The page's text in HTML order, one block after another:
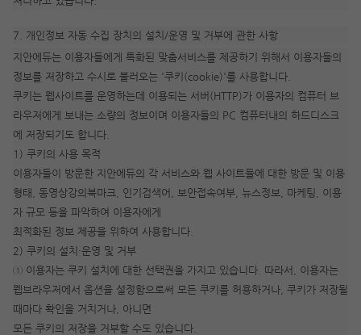
7. 개인정보 자동 수집 장치의 설치/운영 및 거부에 관한 사항
지안에듀는 이용자들에게 특화된 맞춤서비스를 제공하기 위해서 이용자들의
정보를 저장하고 수시로 불러오는 '쿠키(cookie)'를 사용합니다.
쿠키는 웹사이트를 운영하는데 이용되는 서버(HTTP)가 이용자의 컴퓨터 브
라우저에게 보내는 소량의 정보이며 이용자들의 PC 컴퓨터내의 하드디스크
에 저장되기도 합니다.
1) 쿠키의 사용 목적
이용자들이 방문한 지안에듀의 각 서비스와 웹 사이트들에 대한 방문 및 이용
형태, 동영상강의북마크, 인기검색어, 보안접속여부, 뉴스정보, 마케팅, 이용
자 규모 등을 파악하여 이용자에게
최적화된 정보 제공을 위하여 사용합니다.
2) 쿠키의 설치·운영 및 거부
① 이용자는 쿠키 설치에 대한 선택권을 가지고 있습니다. 따라서, 이용자는
웹브라우저에서 옵션을 설정함으로써 모든 쿠키를 허용하거나, 쿠키가 저장될
때마다 확인을 거치거나, 아니면
모든 쿠키의 저장을 거부할 수도 있습니다.